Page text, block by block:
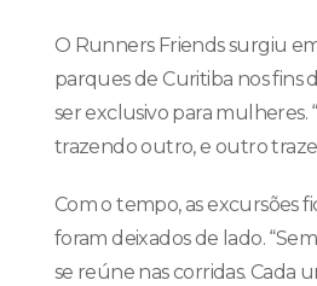
O Runners Friends surgiu
parques de Curitiba nos fins
ser exclusivo para mulheres.
trazendo outro, e outro
Com o tempo, as excursões
foram deixados de lado.
se reúne nas corridas. Cada